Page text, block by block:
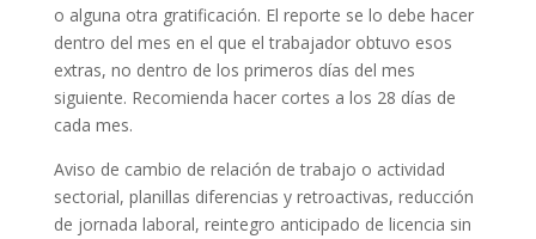
o alguna otra gratificación. El reporte se lo debe hacer
dentro del mes en el que el trabajador obtuvo esos
extras, no dentro de los primeros días del mes
siguiente. Recomienda hacer cortes a los 28 días de
cada mes.
Aviso de cambio de relación de trabajo o actividad
sectorial, planillas diferencias y retroactivas, reducción
de jornada laboral, reintegro anticipado de licencia sin